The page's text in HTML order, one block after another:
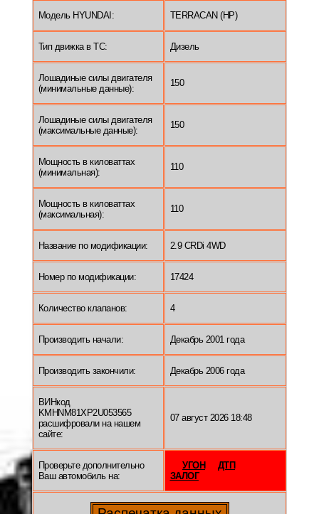
Модель HYUNDAI: TERRACAN (HP)
Тип движка в ТС: Дизель
Лошадиные силы двигателя
(минимальные данные):
150
Лошадиные силы двигателя
(максимальные данные):
150
Мощность в киловаттах
(минимальная):
110
Мощность в киловаттах
(максимальная):
110
Название по модификации: 2.9 CRDi 4WD
Номер по модификации: 17424
Количество клапанов: 4
Производить начали: Декабрь 2001 года
Производить закончили: Декабрь 2006 года
ВИНкод
KMHNM81XP2U053565
расшифровали на нашем
сайте:
07 август 2026 18:48
Проверьте дополнительно
Ваш автомобиль на:
УГОН
ДТП
ЗАЛОГ